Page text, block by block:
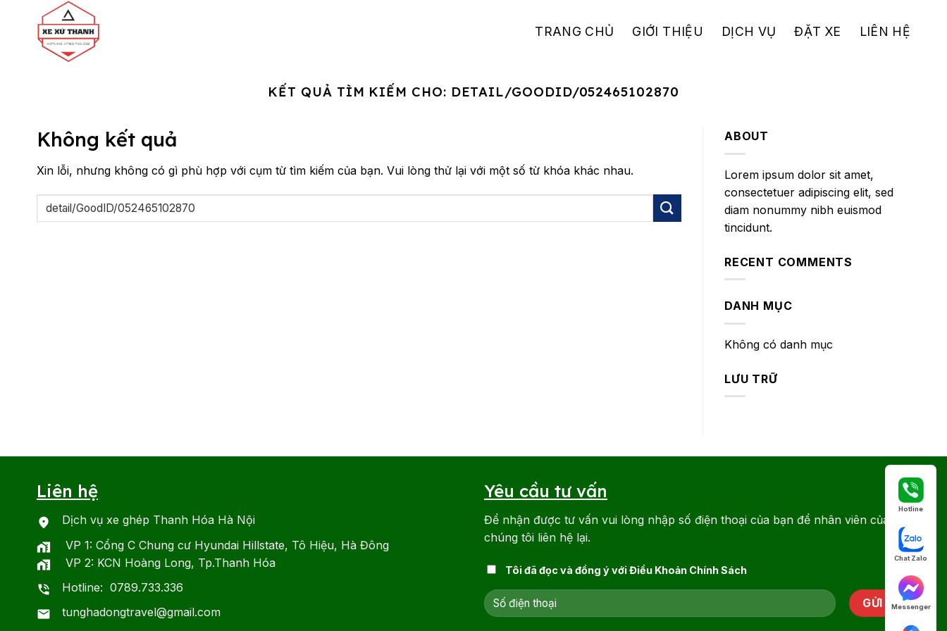
TRANG CHỦ GIỚI THIỆU DỊCH VỤ ĐẶT XE LIÊN HỆ
KẾT QUẢ TÌM KIẾM CHO: DETAIL/GOODID/052465102870
Không kết quả
Xin lỗi, nhưng không có gì phù hợp với cụm từ tìm kiếm của bạn. Vui lòng thử lại với một số từ khóa khác nhau.
ABOUT
Lorem ipsum dolor sit amet,
consectetuer adipiscing elit, sed
diam nonummy nibh euismod
tincidunt.
RECENT COMMENTS
DANH MỤC
Không có danh mục
LƯU TRỮ
Liên hệ
Dịch vụ xe ghép Thanh Hóa Hà Nội
VP 1: Cổng C Chung cư Hyundai Hillstate, Tô Hiệu, Hà Đông
VP 2: KCN Hoàng Long, Tp.Thanh Hóa
Hotline: 0789.733.336
tunghadongtravel@gmail.com
Yêu cầu tư vấn
Để nhận được tư vấn vui lòng nhập số điện thoại của bạn để nhân viên của
chúng tôi liên hệ lại.
Tôi đã đọc và đồng ý với Điều Khoản Chính Sách
Hotline
Chat Zalo
Messenger